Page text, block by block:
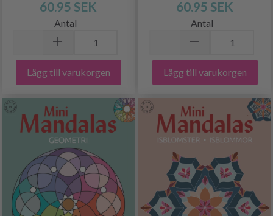
60.95 SEK
Antal
Lägg till varukorgen
60.95 SEK
Antal
Lägg till varukorgen